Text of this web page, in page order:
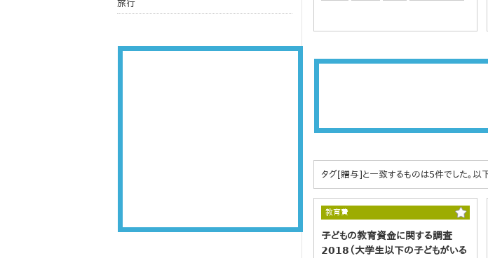
タグ[贈与]と一致するものは5件でした。以
教育費
子どもの教育資金に関する調査
2018（大学生以下の子どもがいる
旅行